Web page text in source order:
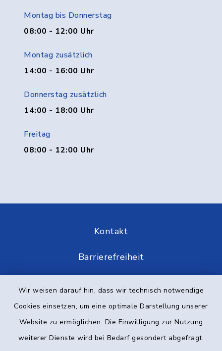
Wir weisen darauf hin, dass wir technisch notwendige
Cookies einsetzen, um eine optimale Darstellung unserer
Website zu ermöglichen. Die Einwilligung zur Nutzung
weiterer Dienste wird bei Bedarf gesondert abgefragt.
Montag bis Donnerstag
08:00 - 12:00 Uhr
Montag zusätzlich
14:00 - 16:00 Uhr
Donnerstag zusätzlich
14:00 - 18:00 Uhr
Freitag
08:00 - 12:00 Uhr
Kontakt
Barrierefreiheit
Impressum
Elektronische Kommunikation